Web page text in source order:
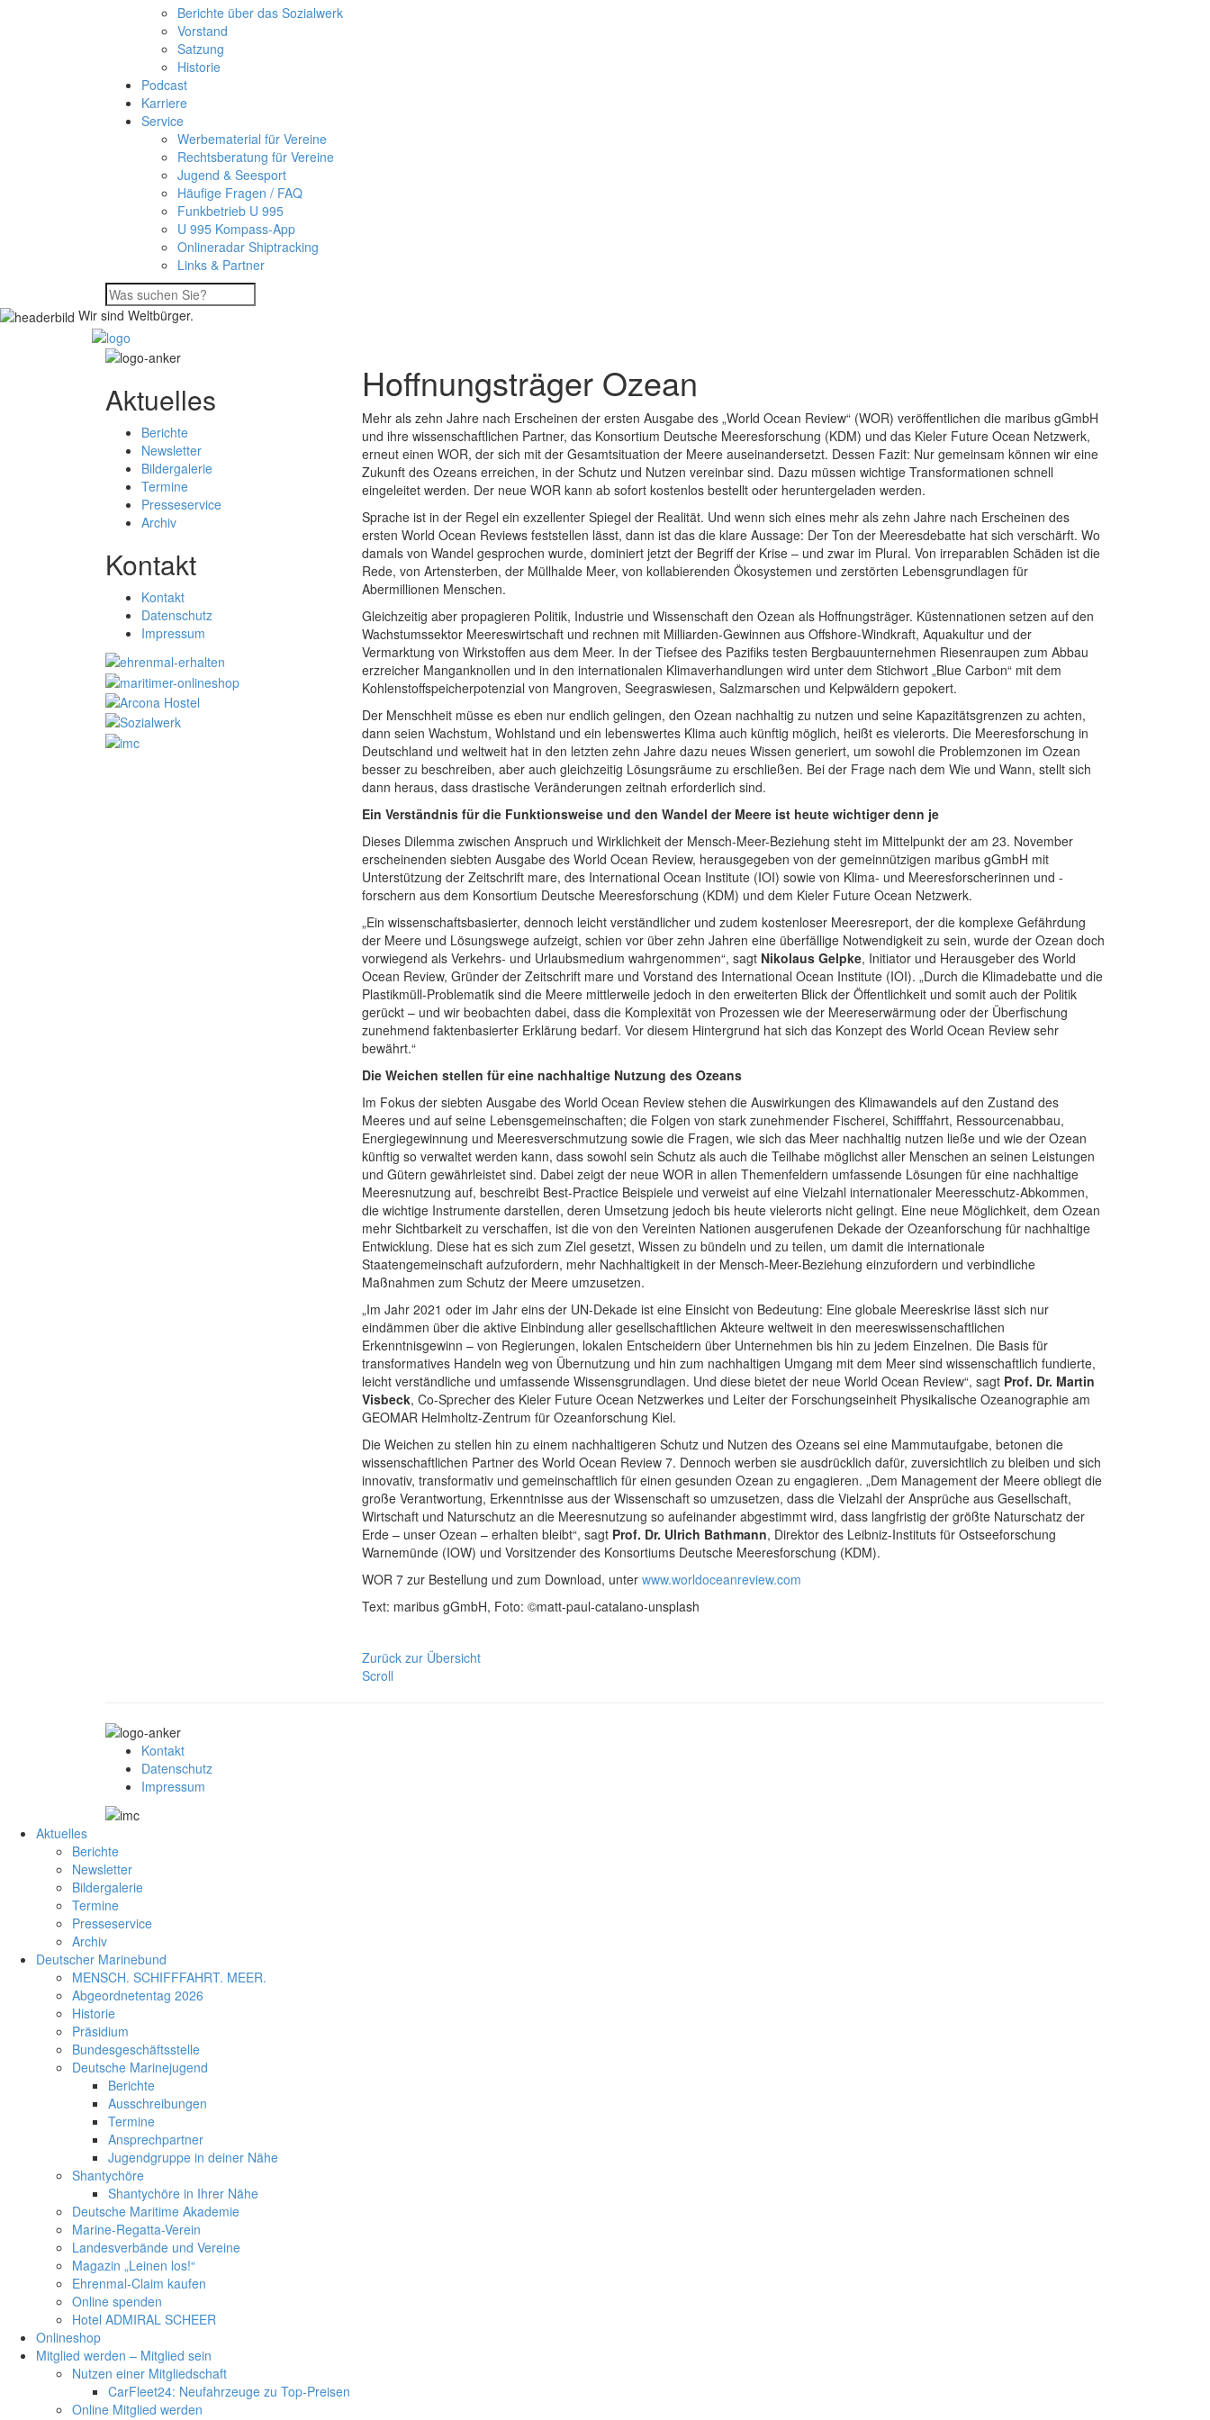
Berichte über das Sozialwerk
Vorstand
Satzung
Historie
Podcast
Karriere
Service
Werbematerial für Vereine
Rechtsberatung für Vereine
Jugend & Seesport
Häufige Fragen / FAQ
Funkbetrieb U 995
U 995 Kompass-App
Onlineradar Shiptracking
Links & Partner
Wir sind Weltbürger.
Aktuelles
Berichte
Newsletter
Bildergalerie
Termine
Presseservice
Archiv
Kontakt
Kontakt
Datenschutz
Impressum
Hoffnungsträger Ozean
Mehr als zehn Jahre nach Erscheinen der ersten Ausgabe des „World Ocean Review“ (WOR) veröffentlichen die maribus gGmbH
und ihre wissenschaftlichen Partner, das Konsortium Deutsche Meeresforschung (KDM) und das Kieler Future Ocean Netzwerk,
erneut einen WOR, der sich mit der Gesamtsituation der Meere auseinandersetzt. Dessen Fazit: Nur gemeinsam können wir eine
Zukunft des Ozeans erreichen, in der Schutz und Nutzen vereinbar sind. Dazu müssen wichtige Transformationen schnell
eingeleitet werden. Der neue WOR kann ab sofort kostenlos bestellt oder heruntergeladen werden.
Sprache ist in der Regel ein exzellenter Spiegel der Realität. Und wenn sich eines mehr als zehn Jahre nach Erscheinen des
ersten World Ocean Reviews feststellen lässt, dann ist das die klare Aussage: Der Ton der Meeresdebatte hat sich verschärft. Wo
damals von Wandel gesprochen wurde, dominiert jetzt der Begriff der Krise – und zwar im Plural. Von irreparablen Schäden ist die
Rede, von Artensterben, der Müllhalde Meer, von kollabierenden Ökosystemen und zerstörten Lebensgrundlagen für
Abermillionen Menschen.
Gleichzeitig aber propagieren Politik, Industrie und Wissenschaft den Ozean als Hoffnungsträger. Küstennationen setzen auf den
Wachstumssektor Meereswirtschaft und rechnen mit Milliarden-Gewinnen aus Offshore-Windkraft, Aquakultur und der
Vermarktung von Wirkstoffen aus dem Meer. In der Tiefsee des Pazifiks testen Bergbauunternehmen Riesenraupen zum Abbau
erzreicher Manganknollen und in den internationalen Klimaverhandlungen wird unter dem Stichwort „Blue Carbon“ mit dem
Kohlenstoffspeicherpotenzial von Mangroven, Seegraswiesen, Salzmarschen und Kelpwäldern gepokert.
Der Menschheit müsse es eben nur endlich gelingen, den Ozean nachhaltig zu nutzen und seine Kapazitätsgrenzen zu achten,
dann seien Wachstum, Wohlstand und ein lebenswertes Klima auch künftig möglich, heißt es vielerorts. Die Meeresforschung in
Deutschland und weltweit hat in den letzten zehn Jahre dazu neues Wissen generiert, um sowohl die Problemzonen im Ozean
besser zu beschreiben, aber auch gleichzeitig Lösungsräume zu erschließen. Bei der Frage nach dem Wie und Wann, stellt sich
dann heraus, dass drastische Veränderungen zeitnah erforderlich sind.
Ein Verständnis für die Funktionsweise und den Wandel der Meere ist heute wichtiger denn je
Dieses Dilemma zwischen Anspruch und Wirklichkeit der Mensch-Meer-Beziehung steht im Mittelpunkt der am 23. November
erscheinenden siebten Ausgabe des World Ocean Review, herausgegeben von der gemeinnützigen maribus gGmbH mit
Unterstützung der Zeitschrift mare, des International Ocean Institute (IOI) sowie von Klima- und Meeresforscherinnen und -
forschern aus dem Konsortium Deutsche Meeresforschung (KDM) und dem Kieler Future Ocean Netzwerk.
„Ein wissenschaftsbasierter, dennoch leicht verständlicher und zudem kostenloser Meeresreport, der die komplexe Gefährdung
der Meere und Lösungswege aufzeigt, schien vor über zehn Jahren eine überfällige Notwendigkeit zu sein, wurde der Ozean doch
vorwiegend als Verkehrs- und Urlaubsmedium wahrgenommen“, sagt Nikolaus Gelpke, Initiator und Herausgeber des World
Ocean Review, Gründer der Zeitschrift mare und Vorstand des International Ocean Institute (IOI). „Durch die Klimadebatte und die
Plastikmüll-Problematik sind die Meere mittlerweile jedoch in den erweiterten Blick der Öffentlichkeit und somit auch der Politik
gerückt – und wir beobachten dabei, dass die Komplexität von Prozessen wie der Meereserwärmung oder der Überfischung
zunehmend faktenbasierter Erklärung bedarf. Vor diesem Hintergrund hat sich das Konzept des World Ocean Review sehr
bewährt.“
Die Weichen stellen für eine nachhaltige Nutzung des Ozeans
Im Fokus der siebten Ausgabe des World Ocean Review stehen die Auswirkungen des Klimawandels auf den Zustand des
Meeres und auf seine Lebensgemeinschaften; die Folgen von stark zunehmender Fischerei, Schifffahrt, Ressourcenabbau,
Energiegewinnung und Meeresverschmutzung sowie die Fragen, wie sich das Meer nachhaltig nutzen ließe und wie der Ozean
künftig so verwaltet werden kann, dass sowohl sein Schutz als auch die Teilhabe möglichst aller Menschen an seinen Leistungen
und Gütern gewährleistet sind. Dabei zeigt der neue WOR in allen Themenfeldern umfassende Lösungen für eine nachhaltige
Meeresnutzung auf, beschreibt Best-Practice Beispiele und verweist auf eine Vielzahl internationaler Meeresschutz-Abkommen,
die wichtige Instrumente darstellen, deren Umsetzung jedoch bis heute vielerorts nicht gelingt. Eine neue Möglichkeit, dem Ozean
mehr Sichtbarkeit zu verschaffen, ist die von den Vereinten Nationen ausgerufenen Dekade der Ozeanforschung für nachhaltige
Entwicklung. Diese hat es sich zum Ziel gesetzt, Wissen zu bündeln und zu teilen, um damit die internationale
Staatengemeinschaft aufzufordern, mehr Nachhaltigkeit in der Mensch-Meer-Beziehung einzufordern und verbindliche
Maßnahmen zum Schutz der Meere umzusetzen.
„Im Jahr 2021 oder im Jahr eins der UN-Dekade ist eine Einsicht von Bedeutung: Eine globale Meereskrise lässt sich nur
eindämmen über die aktive Einbindung aller gesellschaftlichen Akteure weltweit in den meereswissenschaftlichen
Erkenntnisgewinn – von Regierungen, lokalen Entscheidern über Unternehmen bis hin zu jedem Einzelnen. Die Basis für
transformatives Handeln weg von Übernutzung und hin zum nachhaltigen Umgang mit dem Meer sind wissenschaftlich fundierte,
leicht verständliche und umfassende Wissensgrundlagen. Und diese bietet der neue World Ocean Review“, sagt Prof. Dr. Martin
Visbeck, Co-Sprecher des Kieler Future Ocean Netzwerkes und Leiter der Forschungseinheit Physikalische Ozeanographie am
GEOMAR Helmholtz-Zentrum für Ozeanforschung Kiel.
Die Weichen zu stellen hin zu einem nachhaltigeren Schutz und Nutzen des Ozeans sei eine Mammutaufgabe, betonen die
wissenschaftlichen Partner des World Ocean Review 7. Dennoch werben sie ausdrücklich dafür, zuversichtlich zu bleiben und sich
innovativ, transformativ und gemeinschaftlich für einen gesunden Ozean zu engagieren. „Dem Management der Meere obliegt die
große Verantwortung, Erkenntnisse aus der Wissenschaft so umzusetzen, dass die Vielzahl der Ansprüche aus Gesellschaft,
Wirtschaft und Naturschutz an die Meeresnutzung so aufeinander abgestimmt wird, dass langfristig der größte Naturschatz der
Erde – unser Ozean – erhalten bleibt“, sagt Prof. Dr. Ulrich Bathmann, Direktor des Leibniz-Instituts für Ostseeforschung
Warnemünde (IOW) und Vorsitzender des Konsortiums Deutsche Meeresforschung (KDM).
WOR 7 zur Bestellung und zum Download, unter www.worldoceanreview.com
Text: maribus gGmbH, Foto: ©matt-paul-catalano-unsplash
Zurück zur Übersicht
Scroll
Kontakt
Datenschutz
Impressum
Aktuelles
Berichte
Newsletter
Bildergalerie
Termine
Presseservice
Archiv
Deutscher Marinebund
MENSCH. SCHIFFFAHRT. MEER.
Abgeordnetentag 2026
Historie
Präsidium
Bundesgeschäftsstelle
Deutsche Marinejugend
Berichte
Ausschreibungen
Termine
Ansprechpartner
Jugendgruppe in deiner Nähe
Shantychöre
Shantychöre in Ihrer Nähe
Deutsche Maritime Akademie
Marine-Regatta-Verein
Landesverbände und Vereine
Magazin „Leinen los!“
Ehrenmal-Claim kaufen
Online spenden
Hotel ADMIRAL SCHEER
Onlineshop
Mitglied werden – Mitglied sein
Nutzen einer Mitgliedschaft
CarFleet24: Neufahrzeuge zu Top-Preisen
Online Mitglied werden